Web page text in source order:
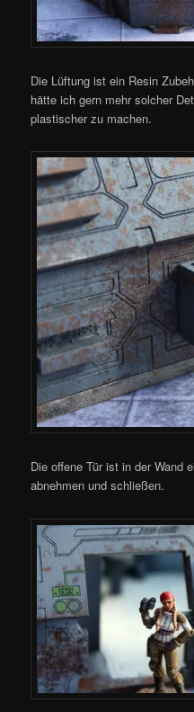
Die Lüftung ist ein Resin
hätte ich gern mehr solcher
plastischer zu machen.
Die offene Tür ist in der Wand
abnehmen und schließen.